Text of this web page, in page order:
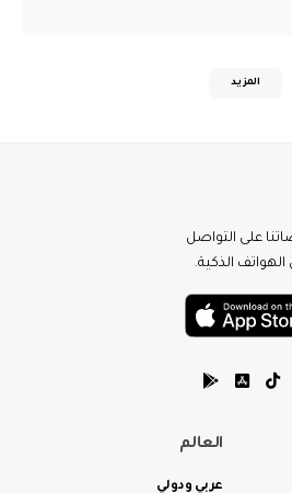
المزيد
على التواصل
الذكية.
العالم
عربي ودولي